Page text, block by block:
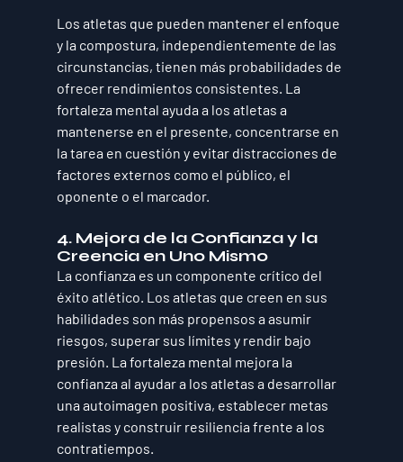
Los atletas que pueden mantener el enfoque
y la compostura, independientemente de las
circunstancias, tienen más probabilidades de
ofrecer rendimientos consistentes. La
fortaleza mental ayuda a los atletas a
mantenerse en el presente, concentrarse en
la tarea en cuestión y evitar distracciones de
factores externos como el público, el
oponente o el marcador.
4. Mejora de la Confianza y la
Creencia en Uno Mismo
La confianza es un componente crítico del
éxito atlético. Los atletas que creen en sus
habilidades son más propensos a asumir
riesgos, superar sus límites y rendir bajo
presión. La fortaleza mental mejora la
confianza al ayudar a los atletas a desarrollar
una autoimagen positiva, establecer metas
realistas y construir resiliencia frente a los
contratiempos.